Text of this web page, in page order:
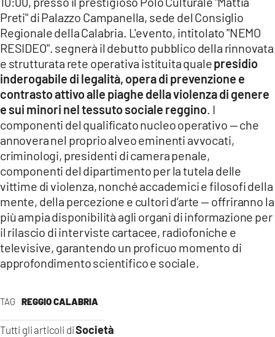
ILREGGINO.IT
COSENZACHANNEL.IT
ILVIBONESE.IT
CATANZAROCHANNEL.IT
LACAPITALENEWS.IT
App
ANDROID
APPLE
TAG REGGIO CALABRIA
Tutti gli articoli diSocietà
Preti" di Palazzo Campanella, sede del Consiglio
Regionale della Calabria. L'evento, intitolato "NEMO
RESIDEO". segnerà il debutto pubblico della rinnovata
e strutturata rete operativa istituita qualepresidio
inderogabile di legalità, opera di prevenzione e
contrasto attivo alle piaghe della violenza di genere
e sui minori nel tessuto sociale reggino . I
componenti del qualificato nucleo operativo — che
annovera nel proprio alveo eminenti avvocati,
criminologi, presidenti di camera penale,
componenti del dipartimento per la tutela delle
vittime di violenza, nonché accademici e filosofi della
mente, della percezione e cultori d’arte — offriranno la
più ampia disponibilità agli organi di informazione per
il rilascio di interviste cartacee, radiofoniche e
televisive, garantendo un proficuo momento di
approfondimento scientifico e sociale.